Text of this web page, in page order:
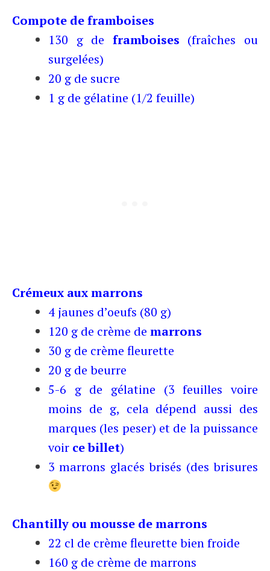
Compote de framboises
130 g de framboises (fraîches ou
surgelées)
20 g de sucre
1 g de gélatine (1/2 feuille)
Crémeux aux marrons
4 jaunes d’oeufs (80 g)
120 g de crème de marrons
30 g de crème fleurette
20 g de beurre
5-6 g de gélatine (3 feuilles voire
moins de g, cela dépend aussi des
marques (les peser) et de la puissance
voir ce billet)
3 marrons glacés brisés (des brisures
Chantilly ou mousse de marrons
22 cl de crème fleurette bien froide
160 g de crème de marrons